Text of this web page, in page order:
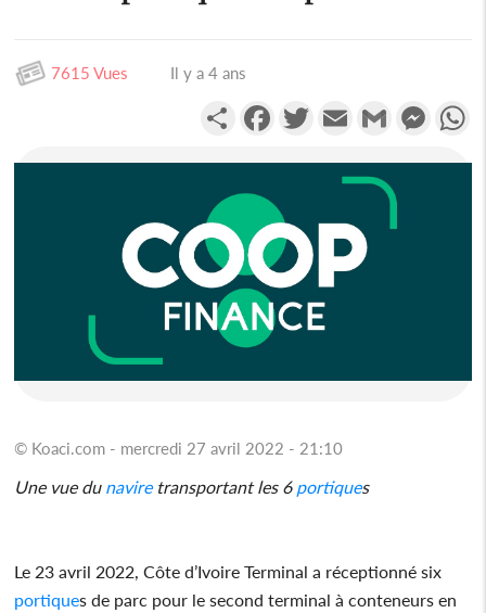
7615 Vues Il y a 4 ans
PartagerFacebookTwitterEmail Gmail
© Koaci.com - mercredi 27 avril 2022 - 21:10
Une vue du naviretransportant les 6 portiques
Le 23 avril 2022, Côte d’Ivoire Terminal a réceptionné six
portiques de parc pour le second terminal à conteneurs en